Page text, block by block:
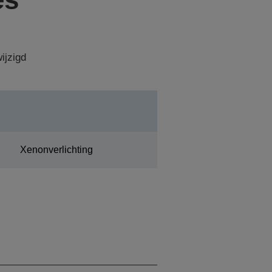
Xenonverlichting